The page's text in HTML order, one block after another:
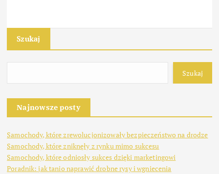
Szukaj
Szukaj
Najnowsze posty
Samochody, które zrewolucjonizowały bezpieczeństwo na drodze
Samochody, które zniknęły z rynku mimo sukcesu
Samochody, które odniosły sukces dzięki marketingowi
Poradnik: jak tanio naprawić drobne rysy i wgniecenia